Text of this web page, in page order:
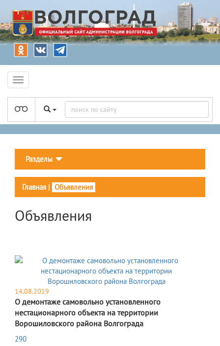
Разделы
Главная | Объявления
Объявления
14.08.2019
О демонтаже самовольно установленного
нестационарного объекта на территории
Ворошиловского района Волгограда
290